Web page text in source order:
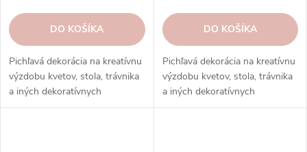
DO KOŠÍKA
Pichľavá dekorácia na kreatívnu
výzdobu kvetov, stola, trávnika
a iných dekoratívnych
aranžmánov. Objednajte si ju
DO KOŠÍKA
Pichľavá dekorácia na kreatívnu
výzdobu kvetov, stola, trávnika
a iných dekoratívnych
aranžmánov. Objednajte si ju